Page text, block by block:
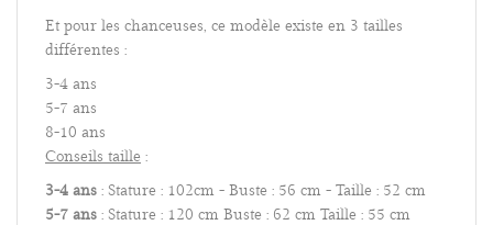
Et pour les chanceuses, ce modèle existe en 3 tailles
différentes :
3-4 ans
5-7 ans
8-10 ans
Conseils taille :
3-4 ans : Stature : 102cm - Buste : 56 cm - Taille : 52 cm
5-7 ans : Stature : 120 cm Buste : 62 cm Taille : 55 cm